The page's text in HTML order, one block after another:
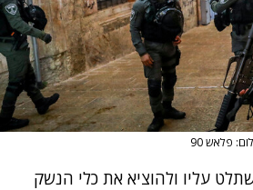
פלאש 90
נתקלנו בבעיה
עליו ולהוציא את כלי הנשק